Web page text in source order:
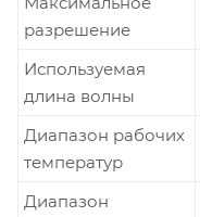
разрешение
Используемая
длина волны
Диапазон рабочих
температур
Диапазон